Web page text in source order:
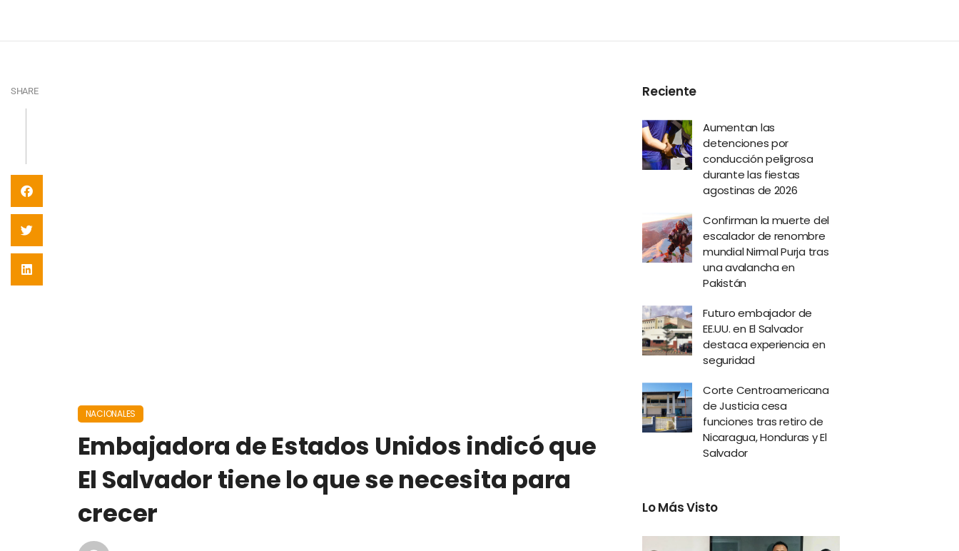
SHARE
NACIONALES
Embajadora de Estados Unidos indicó que
El Salvador tiene lo que se necesita para
crecer
Reciente
Aumentan las
detenciones por
conducción peligrosa
durante las fiestas
agostinas de 2026
Confirman la muerte del
escalador de renombre
mundial Nirmal Purja tras
una avalancha en
Pakistán
Futuro embajador de
EE.UU. en El Salvador
destaca experiencia en
seguridad
Corte Centroamericana
de Justicia cesa
funciones tras retiro de
Nicaragua, Honduras y El
Salvador
Lo Más Visto